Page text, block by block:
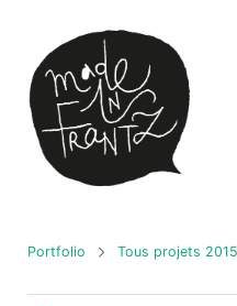
Portfolio Tous projets